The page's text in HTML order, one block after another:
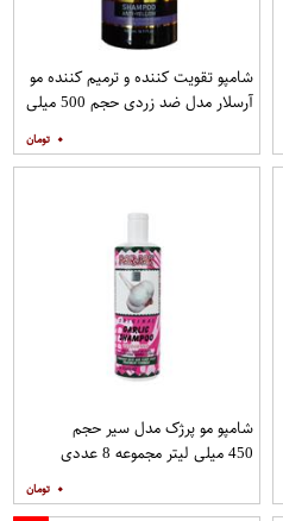
شامپو تقویت کننده و ترمیم کننده مو
آرسلار مدل ضد زردی حجم 500 میلی
۰
شامپو مو پرژک مدل سیر حجم
450 میلی لیتر مجموعه 8 عددی
۰